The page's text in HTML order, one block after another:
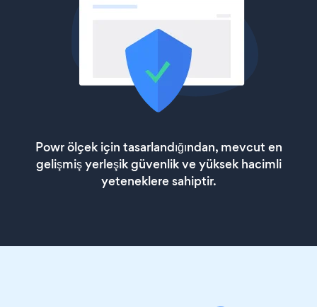
Powr ölçek için tasarlandığından, mevcut en
gelişmiş yerleşik güvenlik ve yüksek hacimli
yeteneklere sahiptir.